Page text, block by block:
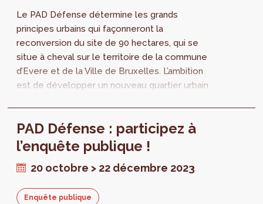
Le PAD Défense détermine les grands
principes urbains qui façonneront la
reconversion du site de 90 hectares, qui se
situe à cheval sur le territoire de la commune
d’Evere et de la Ville de Bruxelles. L’ambition
est de développer un nouveau quartier urbain
vert pour le nord-est de Bruxelles.
PAD Défense : participez à
l’enquête publique !
20 octobre > 22 décembre 2023
Enquête publique